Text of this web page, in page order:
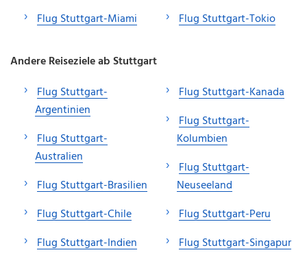
Flug Stuttgart-Miami
Flug Stuttgart-Tokio
Andere Reiseziele ab Stuttgart
Flug Stuttgart-
Argentinien
Flug Stuttgart-
Australien
Flug Stuttgart-Brasilien
Flug Stuttgart-Chile
Flug Stuttgart-Indien
Flug Stuttgart-Kanada
Flug Stuttgart-
Kolumbien
Flug Stuttgart-
Neuseeland
Flug Stuttgart-Peru
Flug Stuttgart-Singapur